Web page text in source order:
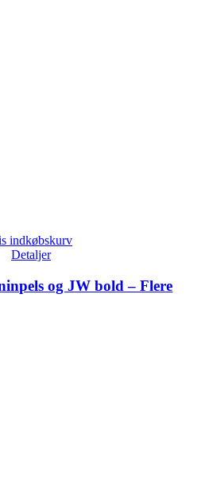
indkøbskurv
Detaljer
og JW bold – Flere